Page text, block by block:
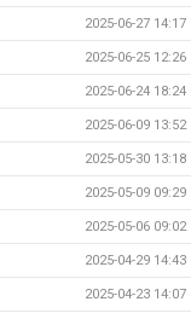
2025-06-27 14:17
2025-06-25 12:26
2025-06-24 18:24
2025-06-09 13:52
2025-05-30 13:18
2025-05-09 09:29
2025-05-06 09:02
2025-04-29 14:43
2025-04-23 14:07